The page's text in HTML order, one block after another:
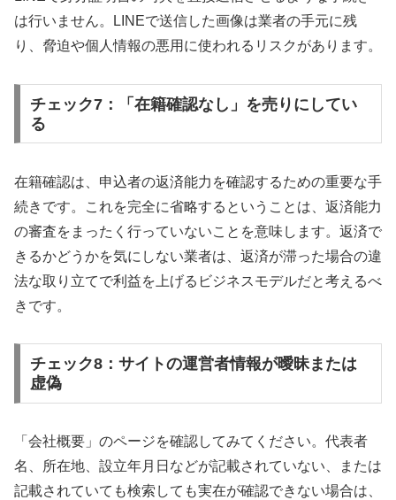
は行いません。LINEで送信した画像は業者の手元に残
り、脅迫や個人情報の悪用に使われるリスクがあります。
チェック7：「在籍確認なし」を売りにしてい
る
在籍確認は、申込者の返済能力を確認するための重要な手
続きです。これを完全に省略するということは、返済能力
の審査をまったく行っていないことを意味します。返済で
きるかどうかを気にしない業者は、返済が滞った場合の違
法な取り立てで利益を上げるビジネスモデルだと考えるべ
きです。
チェック8：サイトの運営者情報が曖昧または
虚偽
「会社概要」のページを確認してみてください。代表者
名、所在地、設立年月日などが記載されていない、または
記載されていても検索しても実在が確認できない場合は、